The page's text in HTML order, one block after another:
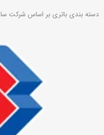
دسته بندی باتری بر اساس شرکت